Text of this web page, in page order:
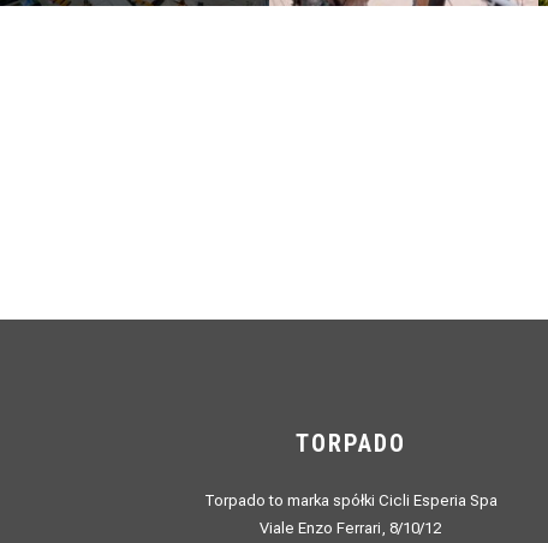
TORPADO
Torpado to marka spółki Cicli Esperia Spa
Viale Enzo Ferrari, 8/10/12